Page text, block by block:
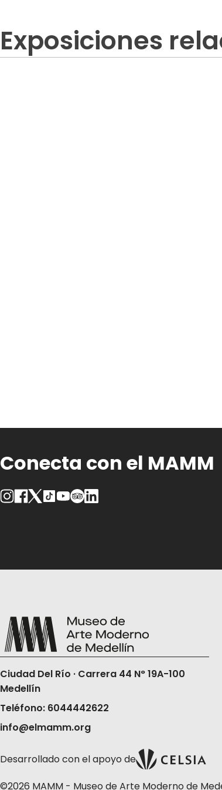
Exposiciones
Conecta con el MAMM
Ciudad Del Río · Carrera 44 N° 19A-100
Medellín
Teléfono: 6044442622
info@elmamm.org
Desarrollado con el apoyo de
©2026 MAMM - Museo de Arte Moderno de